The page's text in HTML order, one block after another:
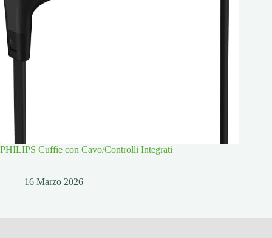
PHILIPS Cuffie con Cavo/Controlli Integrati
16 Marzo 2026